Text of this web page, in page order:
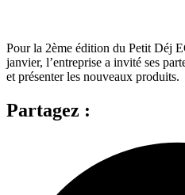
Pour la 2ème édition du Petit Déj
janvier, l’entreprise a invité ses
et présenter les nouveaux produits.
Partagez :